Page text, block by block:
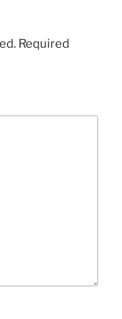
Required